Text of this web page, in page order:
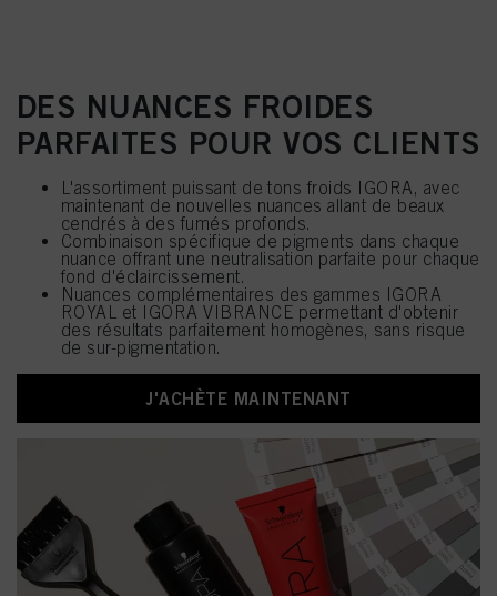
DES NUANCES FROIDES
PARFAITES POUR VOS CLIENTS
L'assortiment puissant de tons froids IGORA, avec
maintenant de nouvelles nuances allant de beaux
cendrés à des fumés profonds.
Combinaison spécifique de pigments dans chaque
nuance offrant une neutralisation parfaite pour chaque
fond d'éclaircissement.
Nuances complémentaires des gammes IGORA
ROYAL et IGORA VIBRANCE permettant d'obtenir
des résultats parfaitement homogènes, sans risque
de sur-pigmentation.
J'ACHÈTE MAINTENANT